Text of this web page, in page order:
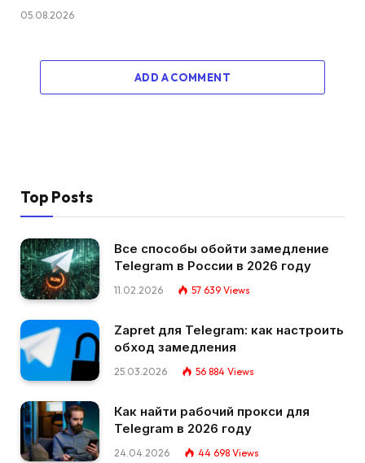
05.08.2026
ADD A COMMENT
Top Posts
Все способы обойти замедление
Telegram в России в 2026 году
11.02.2026 57 639 Views
Zapret для Telegram: как настроить
обход замедления
25.03.2026 56 884 Views
Как найти рабочий прокси для
Telegram в 2026 году
24.04.2026 44 698 Views